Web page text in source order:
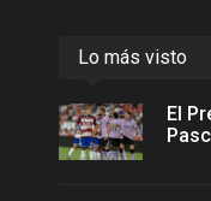
Lo más visto
El